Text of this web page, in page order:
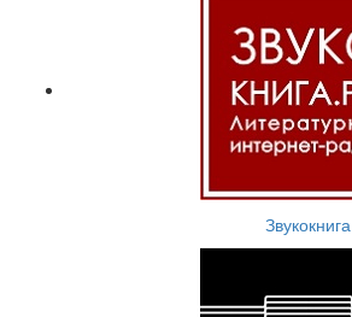
Звукокнига